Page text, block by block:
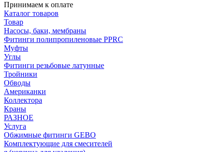
Принимаем к оплате
Каталог товаров
Товар
Насосы, баки, мембраны
Фитинги полипропиленовые PPRC
Муфты
Углы
Фитинги резьбовые латунные
Тройники
Обводы
Американки
Коллектора
Краны
РАЗНОЕ
Услуга
Обжимные фитинги GEBO
Комплектующие для смесителей